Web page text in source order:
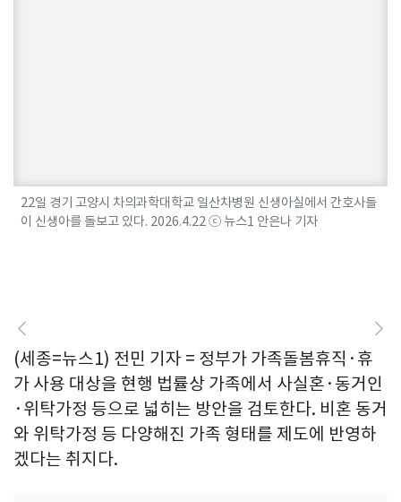
22일 경기 고양시 차의과학대학교 일산차병원 신생아실에서 간호사들
이 신생아를 돌보고 있다. 2026.4.22 ⓒ 뉴스1 안은나 기자
(세종=뉴스1) 전민 기자 = 정부가 가족돌봄휴직·휴
가 사용 대상을 현행 법률상 가족에서 사실혼·동거인
·위탁가정 등으로 넓히는 방안을 검토한다. 비혼 동거
와 위탁가정 등 다양해진 가족 형태를 제도에 반영하
겠다는 취지다.